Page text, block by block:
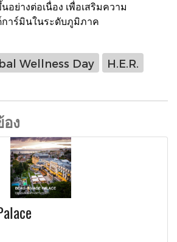
อย่างต่อเนื่อง เพื่อเสริมความ
าร์มินในระดับภูมิภาค
Wellness Day H.E.R.
ง